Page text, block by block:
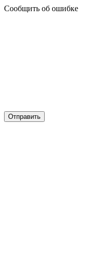
Сообщить об ошибке
Отправить